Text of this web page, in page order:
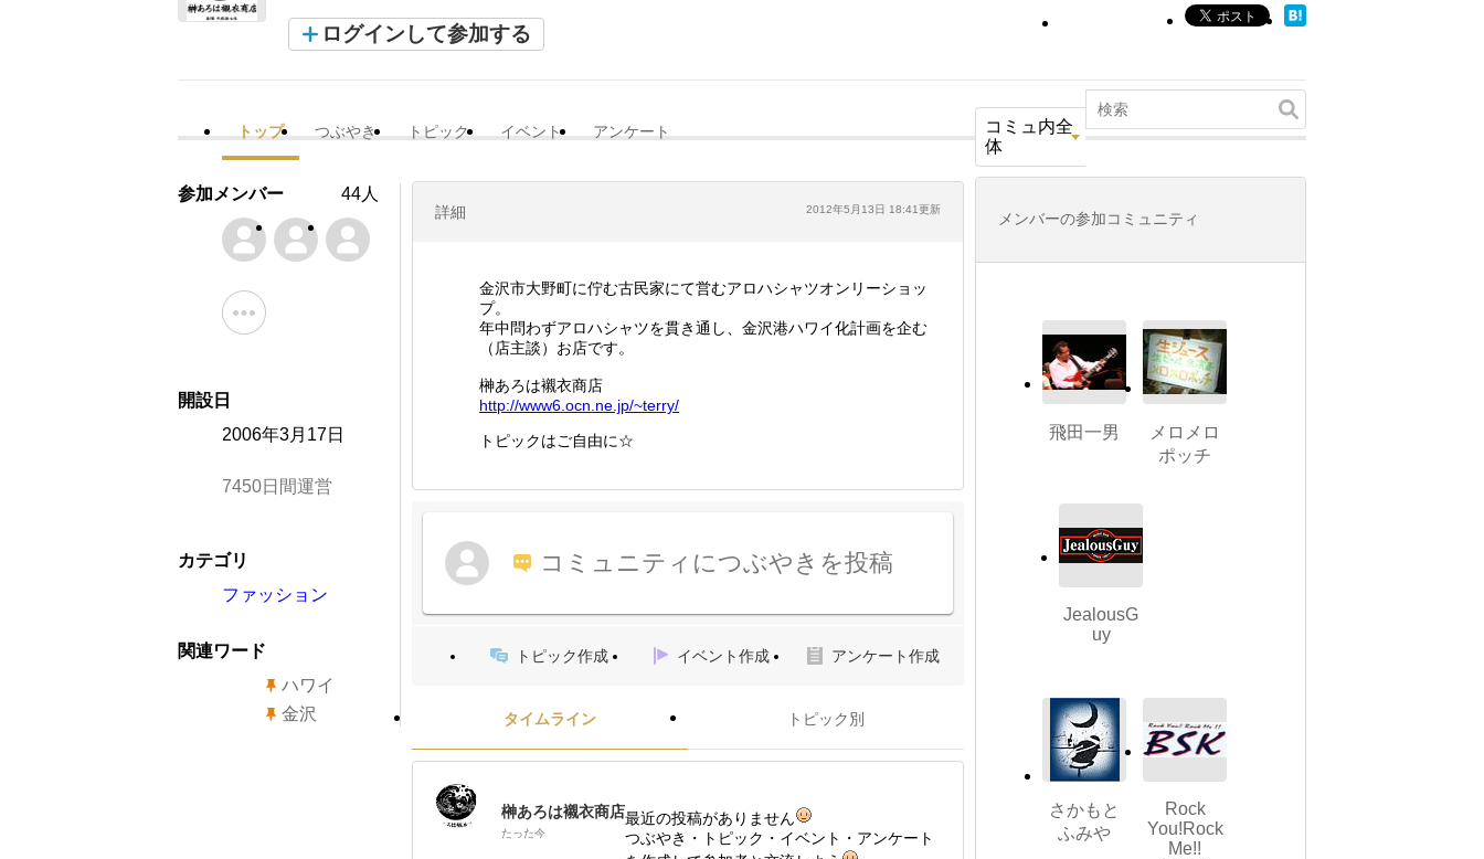
ログインして参加する
トップ つぶやき トピック イベント アンケート
コミュ内全
体
詳細 2012年5月13日 18:41更新
金沢市大野町に佇む古民家にて営むアロハシャツオンリーショッ
プ。
年中問わずアロハシャツを貫き通し、金沢港ハワイ化計画を企む
（店主談）お店です。
榊あろは襯衣商店
http://www6.ocn.ne.jp/~terry/
トピックはご自由に☆
コミュニティにつぶやきを投稿
トピック作成 イベント作成 アンケート作成
タイムライン トピック別
榊あろは襯衣商店
たった今
最近の投稿がありません
つぶやき・トピック・イベント・アンケート
参加メンバー 44人
開設日
2006年3月17日
7450日間運営
カテゴリ
ファッション
関連ワード
ハワイ
金沢
メンバーの参加コミュニティ
飛田一男
メロメロ
ポッチ
JealousG
uy
さかもと
ふみや
Rock
You!Rock
Me!!